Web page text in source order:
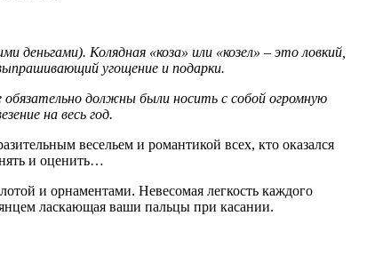
Колядная «коза» или «козел» – это ловкий,
угощение и подарки.
обязательно должны были носить с собой огромную
на весь год.
весельем и романтикой всех, кто оказался
и оценить…
и орнаментами. Невесомая легкость каждого
ласкающая ваши пальцы при касании.